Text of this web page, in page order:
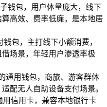
钱包，用户体量庞大，线下
高效、费率低廉，是本地居
包，主打线下小额消费，
场景，年轻用户渗透率极
通用钱包，商旅、游客群体
配无人自助设备支付场景。
用信用卡，兼容本地银行卡